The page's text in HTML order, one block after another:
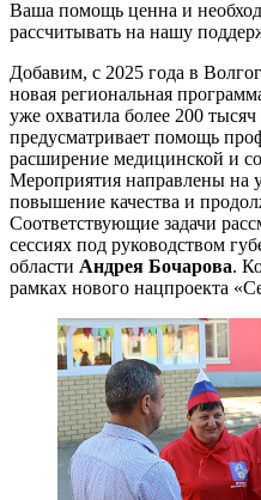
Ваша помощь ценна и
рассчитывать на нашу
Добавим, с 2025 года в
новая региональная
уже охватила более 200
предусматривает помощь
расширение медицинской и
Мероприятия направлены на
повышение качества и
Соответствующие задачи
сессиях под руководством
области Андрея Бочарова.
рамках нового нацпроекта